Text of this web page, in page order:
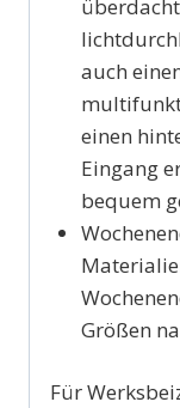
auch
einen
Eingang
bequem
Größen
Für